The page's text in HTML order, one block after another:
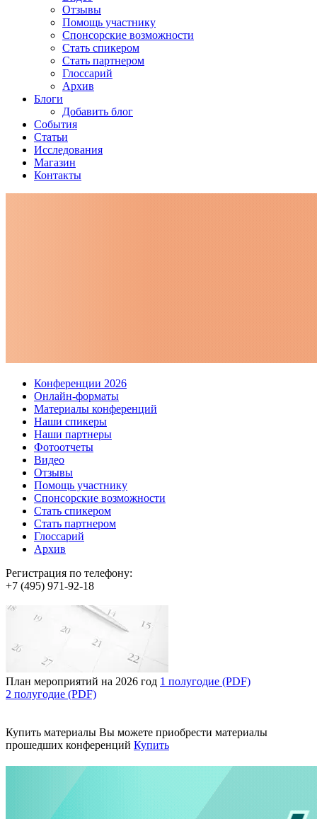
Отзывы
Помощь участнику
Спонсорские возможности
Стать спикером
Стать партнером
Глоссарий
Архив
Блоги
Добавить блог
События
Статьи
Исследования
Магазин
Контакты
Конференции 2026
Онлайн-форматы
Материалы конференций
Наши спикеры
Наши партнеры
Фотоотчеты
Видео
Отзывы
Помощь участнику
Спонсорские возможности
Стать спикером
Стать партнером
Глоссарий
Архив
Регистрация по телефону:
+7 (495) 971-92-18
План мероприятий на 2026 год 1 полугодие (PDF)
2 полугодие (PDF)
Купить материалы Вы можете приобрести материалы
прошедших конференций Купить